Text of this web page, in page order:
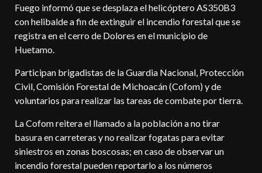
Fuego informó que se desplaza el helicóptero AS350B3
con helibalde a fin de extinguir el incendio forestal que se
registra en el cerro de Dolores en el municipio de
Huetamo.
Participan brigadistas de la Guardia Nacional, Protección
Civil, Comisión Forestal de Michoacán (Cofom) y de
voluntarios para realizar las tareas de combate por tierra.
La Cofom reitera el llamado a la población a no tirar
basura en carreteras y no realizar fogatas para evitar
siniestros en zonas boscosas; en caso de observar un
incendio forestal pueden reportarlo a los números